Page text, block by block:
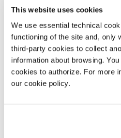
This website uses cookies
We use essential technical
functioning of the site and, only
third-party cookies to collect
information about browsing.
cookies to authorize. For more
our cookie policy.